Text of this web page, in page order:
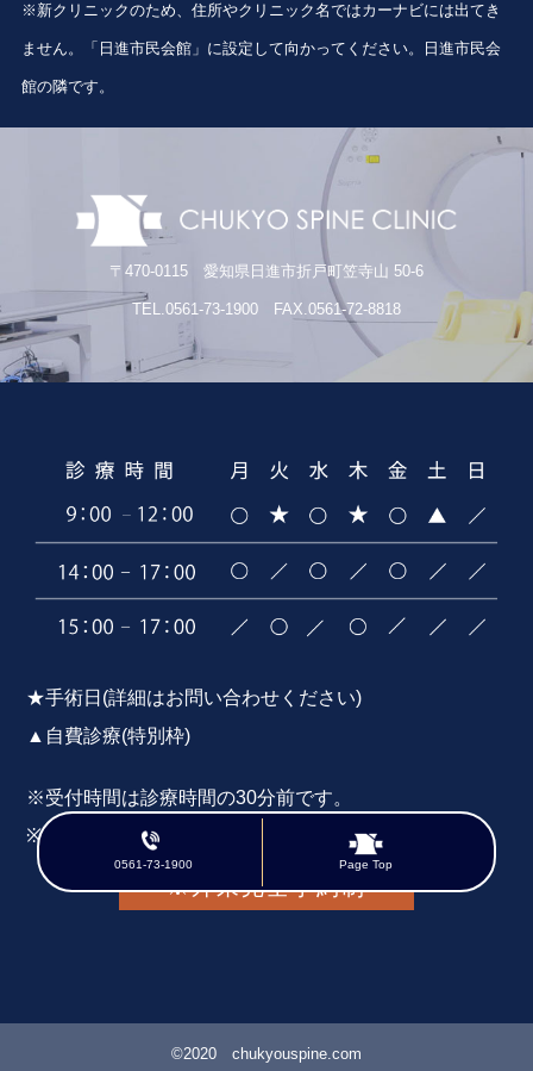
※新クリニックのため、住所やクリニック名ではカーナビには出てき
ません。「日進市民会館」に設定して向かってください。日進市民会
館の隣です。
〒470-0115 愛知県日進市折戸町笠寺山 50-6
TEL.0561-73-1900 FAX.0561-72-8818
★手術日(詳細はお問い合わせください)
▲自費診療(特別枠)
※受付時間は診療時間の30分前です。
※初診の方は事前にお問い合わせください。
※外来完全予約制
©2020 chukyouspine.com
0561-73-1900 Page Top